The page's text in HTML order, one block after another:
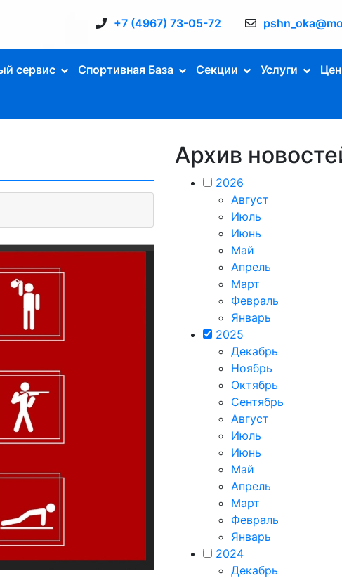
+7 (4967) 73-05-72
сервис Спортивная База Секции Услуги
Архив
2026
Август
Июль
Июнь
Май
Апрель
Март
Февраль
Январь
2025
Декабрь
Ноябрь
Октябрь
Сентябрь
Август
Июль
Июнь
Май
Апрель
Март
Февраль
Январь
2024
Декабрь